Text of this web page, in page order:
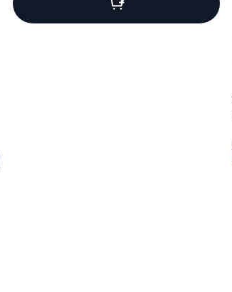
zł do 780,00 zł